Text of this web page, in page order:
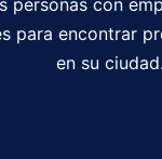
para encontrar
en su ciudad.